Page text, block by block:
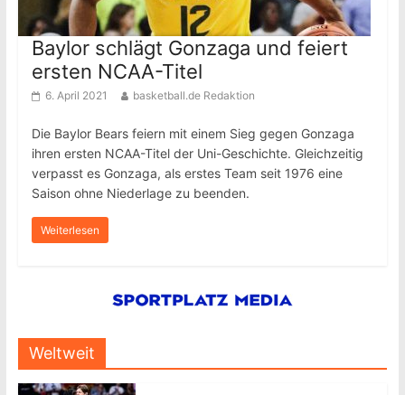
Baylor schlägt Gonzaga und feiert
ersten NCAA-Titel
6. April 2021 basketball.de Redaktion
Die Baylor Bears feiern mit einem Sieg gegen Gonzaga
ihren ersten NCAA-Titel der Uni-Geschichte. Gleichzeitig
verpasst es Gonzaga, als erstes Team seit 1976 eine
Saison ohne Niederlage zu beenden.
Weiterlesen
Weltweit